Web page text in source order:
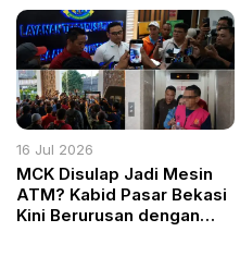
Plantations
16 Jul 2026
MCK Disulap Jadi Mesin
ATM? Kabid Pasar Bekasi
Kini Berurusan dengan